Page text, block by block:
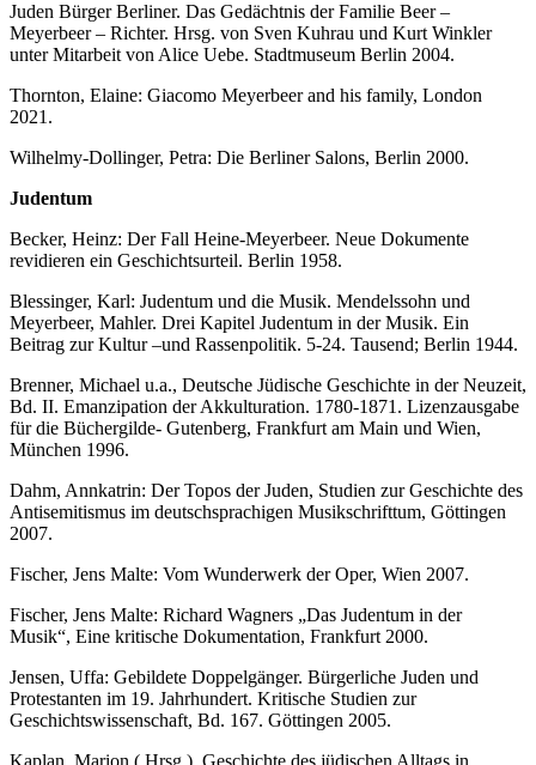
Juden Bürger Berliner. Das Gedächtnis der Familie Beer –
Meyerbeer – Richter. Hrsg. von Sven Kuhrau und Kurt Winkler
unter Mitarbeit von Alice Uebe. Stadtmuseum Berlin 2004.
Thornton, Elaine: Giacomo Meyerbeer and his family, London
2021.
Wilhelmy-Dollinger, Petra: Die Berliner Salons, Berlin 2000.
Judentum
Becker, Heinz: Der Fall Heine-Meyerbeer. Neue Dokumente
revidieren ein Geschichtsurteil. Berlin 1958.
Blessinger, Karl: Judentum und die Musik. Mendelssohn und
Meyerbeer, Mahler. Drei Kapitel Judentum in der Musik. Ein
Beitrag zur Kultur –und Rassenpolitik. 5-24. Tausend; Berlin 1944.
Brenner, Michael u.a., Deutsche Jüdische Geschichte in der Neuzeit,
Bd. II. Emanzipation der Akkulturation. 1780-1871. Lizenzausgabe
für die Büchergilde- Gutenberg, Frankfurt am Main und Wien,
München 1996.
Dahm, Annkatrin: Der Topos der Juden, Studien zur Geschichte des
Antisemitismus im deutschsprachigen Musikschrifttum, Göttingen
2007.
Fischer, Jens Malte: Vom Wunderwerk der Oper, Wien 2007.
Fischer, Jens Malte: Richard Wagners „Das Judentum in der
Musik“, Eine kritische Dokumentation, Frankfurt 2000.
Jensen, Uffa: Gebildete Doppelgänger. Bürgerliche Juden und
Protestanten im 19. Jahrhundert. Kritische Studien zur
Geschichtswissenschaft, Bd. 167. Göttingen 2005.